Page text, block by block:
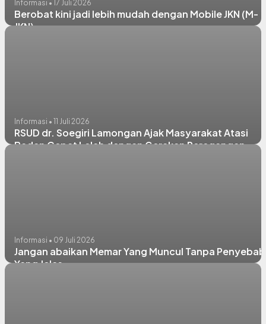
Informasi • 17 Juli 2026
Berobat kini jadi lebih mudah dengan Mobile JKN (M-
JKN).
Informasi • 11 Juli 2026
RSUD dr. Soegiri Lamongan Ajak Masyarakat Atasi
Badan Cepat Lelah dengan Gerakan Peregangan
Informasi • 09 Juli 2026
Jangan abaikan Memar Yang Muncul Tanpa Penyebab
Yang Jelas